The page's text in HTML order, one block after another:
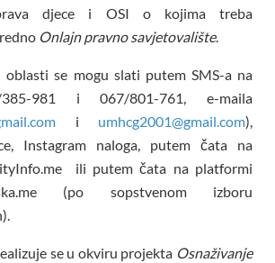
djece i OSI o kojima treba
Onlajn pravno savjetovalište.
oblasti se mogu slati putem SMS-a na
981 i 067/801-761, e-maila
i umhcg2001@gmail.com),
Instagram naloga, putem čata na
ili putem čata na platformi
(po sopstvenom izboru
se u okviru projekta Osnaživanje